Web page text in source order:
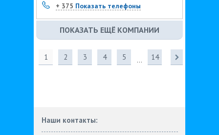
+ 375 Показать телефоны
ПОКАЗАТЬ ЕЩЁ КОМПАНИИ
1 2 3 4 5 ... 14
Наши контакты: